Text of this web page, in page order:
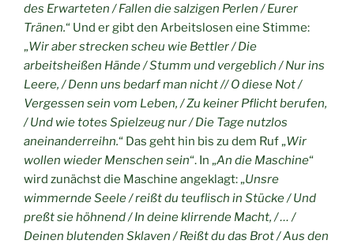
des Erwarteten / Fallen die salzigen Perlen / Eurer
Tränen.“ Und er gibt den Arbeitslosen eine Stimme:
„Wir aber strecken scheu wie Bettler / Die
arbeitsheißen Hände / Stumm und vergeblich / Nur ins
Leere, / Denn uns bedarf man nicht // O diese Not /
Vergessen sein vom Leben, / Zu keiner Pflicht berufen,
/ Und wie totes Spielzeug nur / Die Tage nutzlos
aneinanderreihn.“ Das geht hin bis zu dem Ruf „Wir
wollen wieder Menschen sein“. In „An die Maschine“
wird zunächst die Maschine angeklagt: „Unsre
wimmernde Seele / reißt du teuflisch in Stücke / Und
preßt sie höhnend / In deine klirrende Macht, / … /
Deinen blutenden Sklaven / Reißt du das Brot / Aus den